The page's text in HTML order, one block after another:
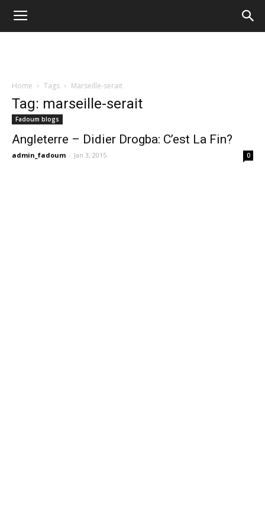
Home Tags Marseille-serait
Tag: marseille-serait
Fadoum blogs
Angleterre – Didier Drogba: C’est La Fin?
admin_fadoum - Jan 3, 2015 0